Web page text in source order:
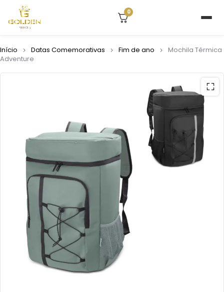
0
Início Datas Comemorativas Fim de ano
Mochila Térmica
Adventure